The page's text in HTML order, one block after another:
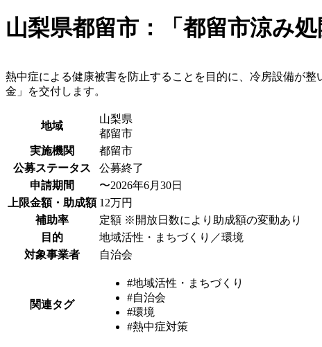
山梨県都留市：「都留市涼み処
熱中症による健康被害を防止することを目的に、冷房設備が
金」を交付します。
地域
山梨県
都留市
実施機関
都留市
公募ステータス
公募終了
申請期間
〜2026年6月30日
上限金額・助成額 12万円
補助率
定額 ※開放日数により助成額の変動あり
目的
地域活性・まちづくり／環境
対象事業者
自治会
関連タグ
#地域活性・まちづくり
#自治会
#環境
#熱中症対策